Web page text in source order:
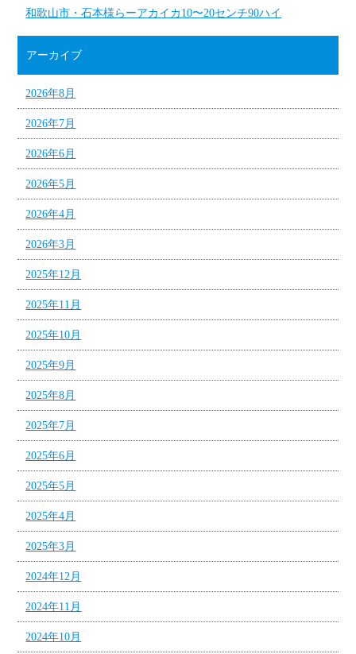
和歌山市・石本様らーアカイカ10〜20センチ90ハイ
アーカイブ
2026年8月
2026年7月
2026年6月
2026年5月
2026年4月
2026年3月
2025年12月
2025年11月
2025年10月
2025年9月
2025年8月
2025年7月
2025年6月
2025年5月
2025年4月
2025年3月
2024年12月
2024年11月
2024年10月